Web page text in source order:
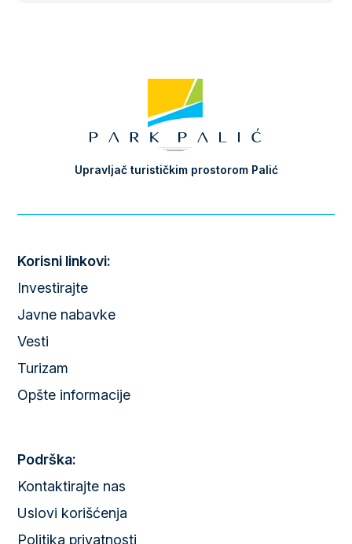
Upravljač turističkim prostorom Palić
Korisni linkovi:
Investirajte
Javne nabavke
Vesti
Turizam
Opšte informacije
Podrška:
Kontaktirajte nas
Uslovi korišćenja
Politika privatnosti